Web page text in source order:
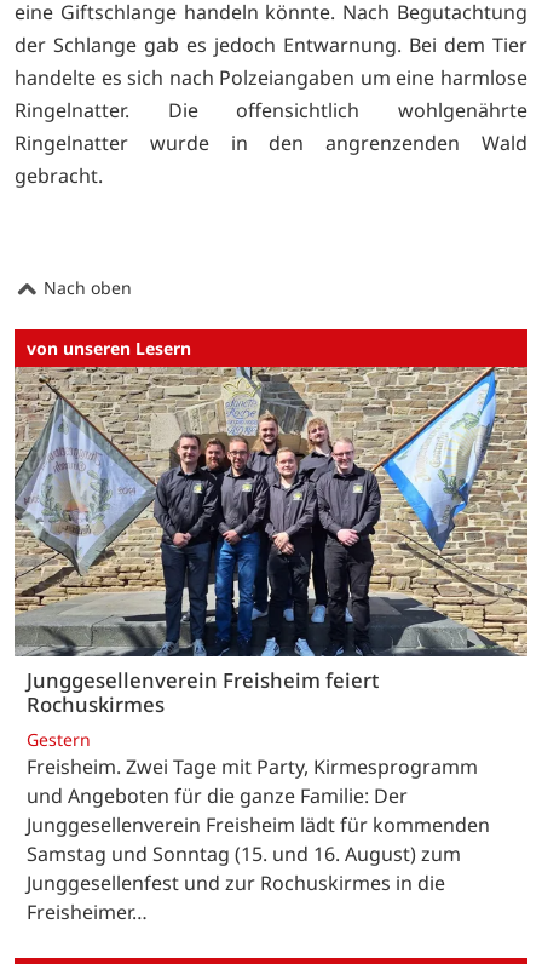
eine Giftschlange handeln könnte. Nach Begutachtung
der Schlange gab es jedoch Entwarnung. Bei dem Tier
handelte es sich nach Polzeiangaben um eine harmlose
Ringelnatter. Die offensichtlich wohlgenährte
Ringelnatter wurde in den angrenzenden Wald
gebracht.
Nach oben
von unseren Lesern
Junggesellenverein Freisheim feiert
Rochuskirmes
Gestern
Freisheim. Zwei Tage mit Party, Kirmesprogramm
und Angeboten für die ganze Familie: Der
Junggesellenverein Freisheim lädt für kommenden
Samstag und Sonntag (15. und 16. August) zum
Junggesellenfest und zur Rochuskirmes in die
Freisheimer…